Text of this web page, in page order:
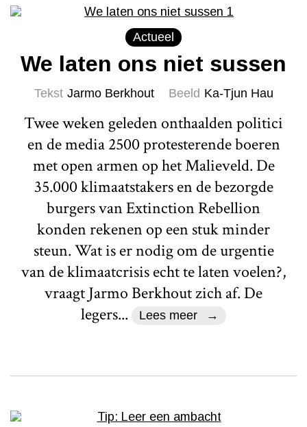
Actueel
We laten ons niet sussen
Tekst Jarmo Berkhout Beeld Ka-Tjun Hau
Twee weken geleden onthaalden politici
en de media 2500 protesterende boeren
met open armen op het Malieveld. De
35.000 klimaatstakers en de bezorgde
burgers van Extinction Rebellion
konden rekenen op een stuk minder
steun. Wat is er nodig om de urgentie
van de klimaatcrisis echt te laten voelen?,
vraagt Jarmo Berkhout zich af. De
legers...
Lees meer